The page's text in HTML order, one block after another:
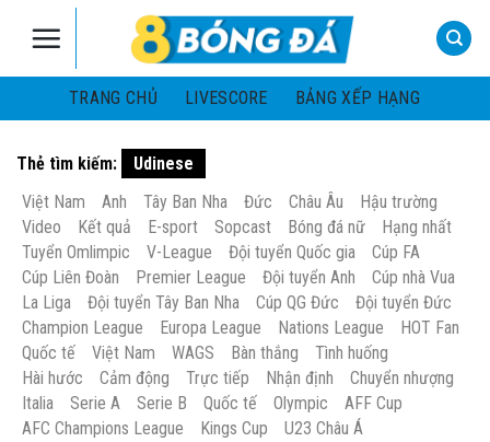
TRANG CHỦ
LIVESCORE BẢNG XẾP HẠNG
Thẻ tìm kiếm:
Udinese
Việt Nam
Anh Tây Ban Nha Đức Châu Âu
Hậu trường
Video
Kết quả E-sport Sopcast Bóng đá nữ
Hạng nhất
Tuyển Omlimpic
V-League Đội tuyển Quốc gia
Cúp FA
Cúp Liên Đoàn
Premier League Đội tuyển Anh
Cúp nhà Vua
La Liga
Đội tuyển Tây Ban Nha Cúp QG Đức
Đội tuyển Đức
Champion League
Europa League Nations League
HOT Fan
Quốc tế
Việt Nam WAGS Bàn thắng
Tình huống
Hài hước
Cảm động Trực tiếp Nhận định
Chuyển nhượng
Italia
Serie A Serie B Quốc tế Olympic
AFF Cup
AFC Champions League
Kings Cup
U23 Châu Á